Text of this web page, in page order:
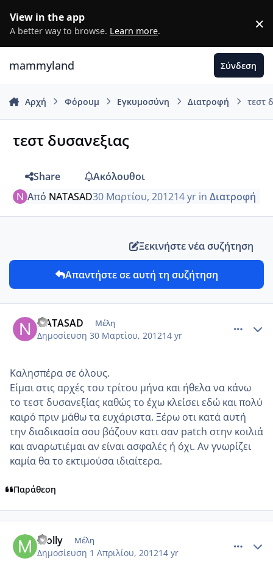
View in the app
A better way to browse. Learn more. ×
mammyland Σύνδεση
Αρχή Φόρουμ Εγκυμοσύνη Διατροφή τεστ
τεστ δυσανεξιας
Share
Ακόλουθοι
Από NATASAD30 Μαρτίου, 201214 yrin Διατροφή
Ξεκινήστε νέα συζήτηση
Απαντήστε σε αυτή τη συζήτηση
NATASAD Μέλη
Δημοσίευση 30 Μαρτίου, 201214 yr
Καλησπέρα σε όλους.
Είμαι στις αρχές του τρίτου μήνα και ήθελα να κάνω
το τεστ δυσανεξίας καθώς το έχω κλείσει εδώ και πολύ
καιρό πριν μάθω τα ευχάριστα. Ξέρω οτι κατά αυτή
την διαδικασία σου βάζουν κατι σαν patch στην κοιλιά
και αναρωτιέμαι αν είναι ασφαλές ή όχι. Αν γνωρίζει
καμία θα το εκτιμούσα ιδιαίτερα.
Παράθεση
molly Μέλη
Δημοσίευση 1 Απριλίου, 201214 yr